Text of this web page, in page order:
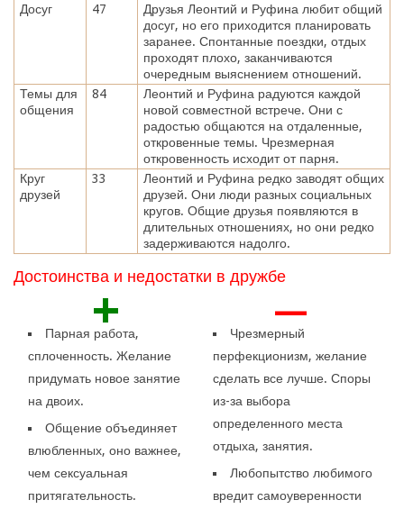
Досуг 47
Друзья Леонтий и Руфина любит общий
досуг, но его приходится планировать
заранее. Спонтанные поездки, отдых
проходят плохо, заканчиваются
очередным выяснением отношений.
Темы для
общения
84
Леонтий и Руфина радуются каждой
новой совместной встрече. Они с
радостью общаются на отдаленные,
откровенные темы. Чрезмерная
откровенность исходит от парня.
Круг
друзей
33
Леонтий и Руфина редко заводят общих
друзей. Они люди разных социальных
кругов. Общие друзья появляются в
длительных отношениях, но они редко
задерживаются надолго.
Достоинства и недостатки в дружбе
+
Парная работа,
сплоченность. Желание
придумать новое занятие
на двоих.
Общение объединяет
влюбленных, оно важнее,
чем сексуальная
притягательность.
—
Чрезмерный
перфекционизм, желание
сделать все лучше. Споры
из-за выбора
определенного места
отдыха, занятия.
Любопытство любимого
вредит самоуверенности